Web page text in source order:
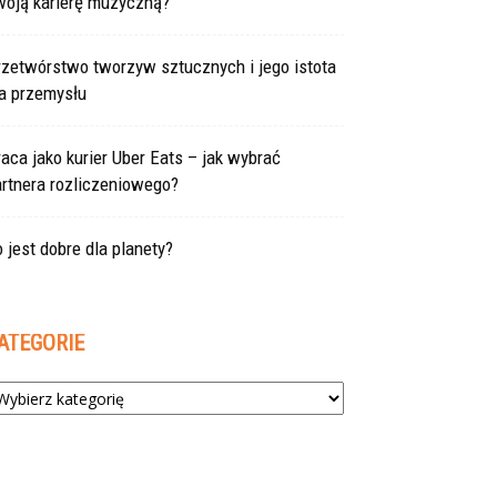
tworzyw sztucznych i jego istota
przemysłu
jako kurier Uber Eats – jak wybrać
rozliczeniowego?
jest dobre dla planety?